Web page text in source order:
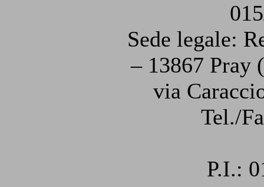
Sede legale:
– 13867 Pray
via
Tel./
P.I.: